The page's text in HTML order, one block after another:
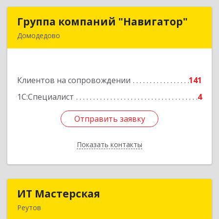
Группа компаний "Навигатор"
Домодедово
Клиентов на сопровождении
141
1С:Специалист
4
Отправить заявку
Показать контакты
Группа компаний "Навигатор"
Подробнее
Отправить заявку
Назад
ИТ Мастерская
Реутов